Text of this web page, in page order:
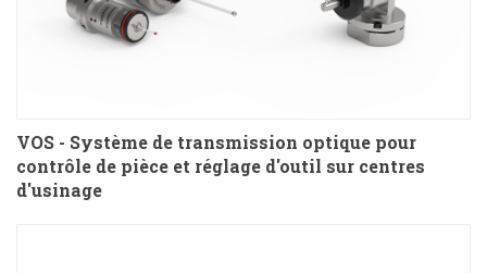
VOS - Système de transmission optique pour
contrôle de pièce et réglage d'outil sur centres
d'usinage